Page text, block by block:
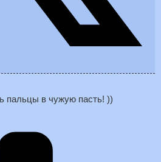
пальцы в чужую пасть! ))